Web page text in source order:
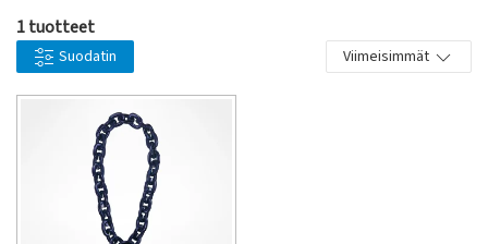
1 tuotteet
Suodatin Viimeisimmät